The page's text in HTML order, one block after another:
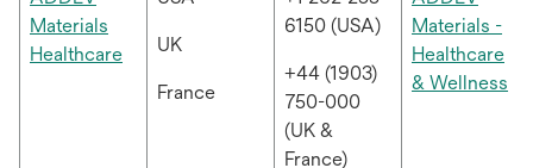
Materials
Healthcare새
UK
France
6150 (USA)
+44 (1903)
750-000
(UK &
France)
Materials -
Healthcare
& Wellness